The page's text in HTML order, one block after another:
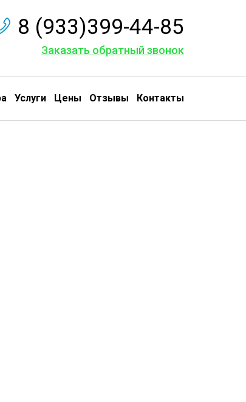
8 (933)399-44-85
Заказать обратный звонок
Услуги Цены Отзывы Контакты